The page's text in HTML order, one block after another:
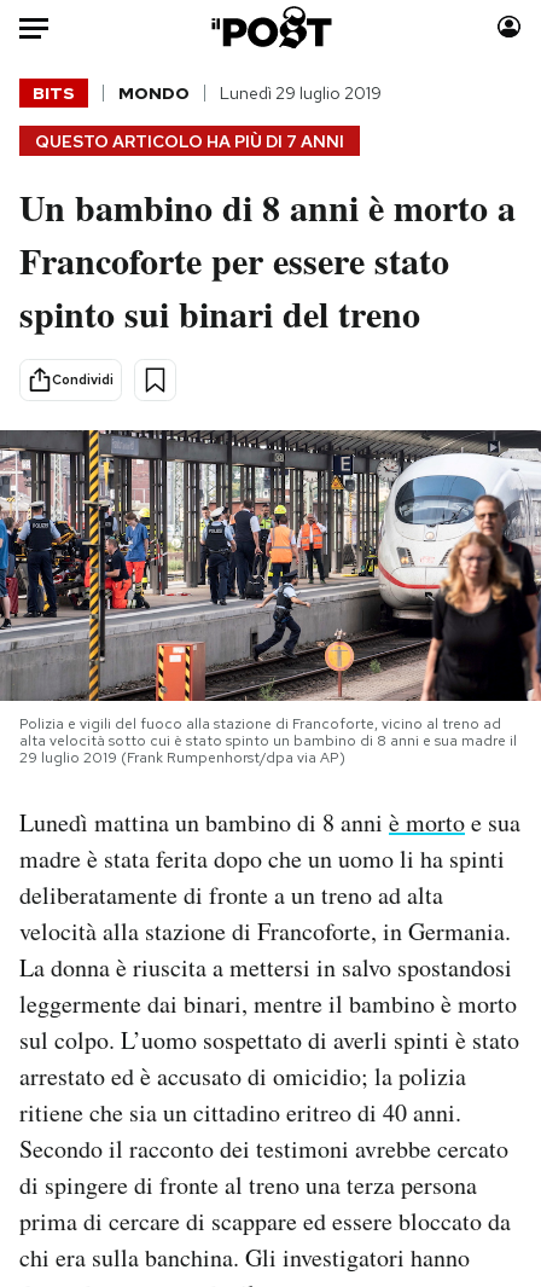
Auto
HOME
Italia
Politica
Tecnologia
Scienza
Economia
Sport
Moda
Consumismi
Storie/Idee
Altrecose
Mondiali calcio 2026
PODCAST
NEWSLETTER
I MIEI PREFERITI
SHOP
CALENDARIO
Area Personale
Newsletter
Notifiche mobile
Hai bisogno di aiuto?
Esci
QUESTO ARTICOLO HA PIÙ DI 7 ANNI
BITS MONDO Lunedì 29 luglio 2019
Un bambino di 8 anni è morto a
Francoforte per essere stato
spinto sui binari del treno
Condividi
Polizia e vigili del fuoco alla stazione di Francoforte, vicino al treno ad
alta velocità sotto cui è stato spinto un bambino di 8 anni e sua madre il
29 luglio 2019 (Frank Rumpenhorst/dpa via AP)
Lunedì mattina un bambino di 8 anni è mortoe sua
madre è stata ferita dopo che un uomo li ha spinti
deliberatamente di fronte a un treno ad alta
velocità alla stazione di Francoforte, in Germania.
La donna è riuscita a mettersi in salvo spostandosi
leggermente dai binari, mentre il bambino è morto
sul colpo. L’uomo sospettato di averli spinti è stato
arrestato ed è accusato di omicidio; la polizia
ritiene che sia un cittadino eritreo di 40 anni.
Secondo il racconto dei testimoni avrebbe cercato
di spingere di fronte al treno una terza persona
prima di cercare di scappare ed essere bloccato da
chi era sulla banchina. Gli investigatori hanno